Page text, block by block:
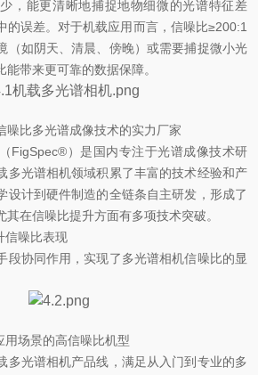
，能更清晰地捕捉地物细微的光谱特征差
的误差。对于机载应用而言，信噪比≥200:1
（如阴天、清晨、傍晚）或需要捕捉微小光
带来更可靠的数据保障。
噪比多光谱成像技术的实力厂家
FigSpec®）是国内专注于光谱成像技术研
多光谱相机领域积累了丰富的技术经验和产
设计到硬件制造的全链条自主研发，形成了
在信噪比提升方面有多项技术突破。
信噪比表现
段协同作用，实现了多光谱相机信噪比的显
用场景的高信噪比机型
多光谱相机产品线，满足从入门到专业的多